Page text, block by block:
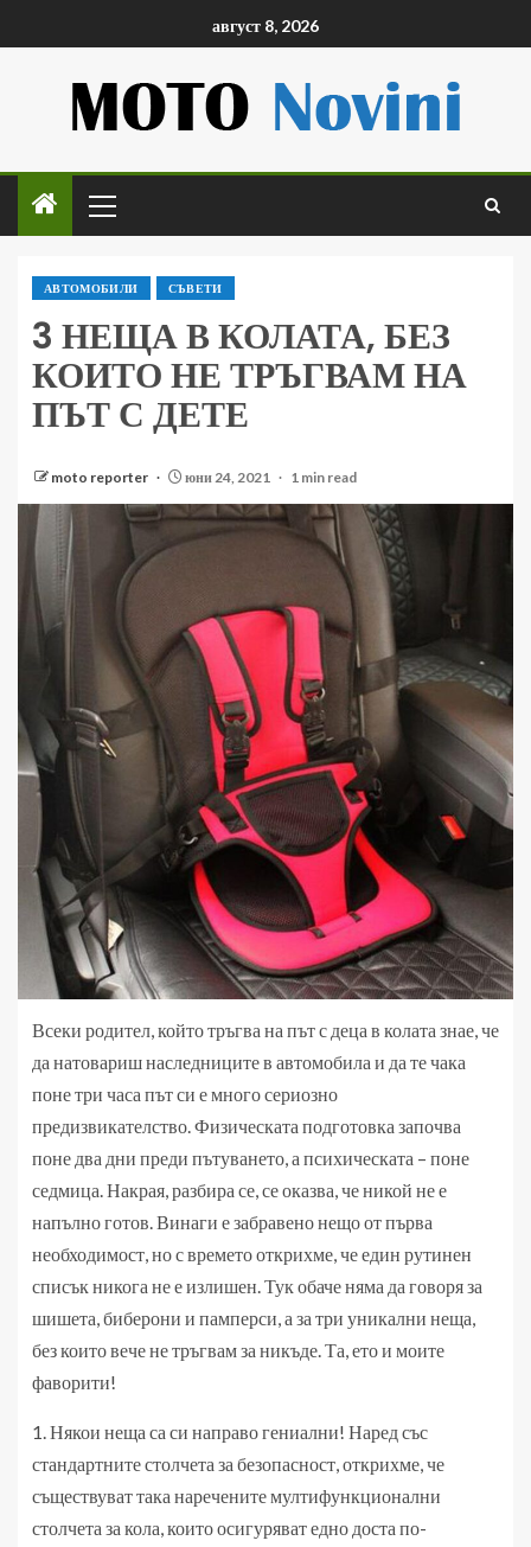
август 8, 2026
АВТОМОБИЛИ СЪВЕТИ
3 НЕЩА В КОЛАТА, БЕЗ
КОИТО НЕ ТРЪГВАМ НА
ПЪТ С ДЕТЕ
moto reporter юни 24, 2021 1 min read
Всеки родител, който тръгва на път с деца в колата знае, че
да натовариш наследниците в автомобила и да те чака
поне три часа път си е много сериозно
предизвикателство. Физическата подготовка започва
поне два дни преди пътуването, а психическата – поне
седмица. Накрая, разбира се, се оказва, че никой не е
напълно готов. Винаги е забравено нещо от първа
необходимост, но с времето открихме, че един рутинен
списък никога не е излишен. Тук обаче няма да говоря за
шишета, биберони и памперси, а за три уникални неща,
без които вече не тръгвам за никъде. Та, ето и моите
фаворити!
1. Някои неща са си направо гениални! Наред със
стандартните столчета за безопасност, открихме, че
съществуват така наречените мултифункционални
столчета за кола, които осигуряват едно доста по-